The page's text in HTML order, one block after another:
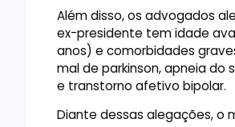
Além disso, os advogados
ex-presidente tem idade
anos) e comorbidades
mal de parkinson, apneia do
e transtorno afetivo bipolar.
Diante dessas alegações, o